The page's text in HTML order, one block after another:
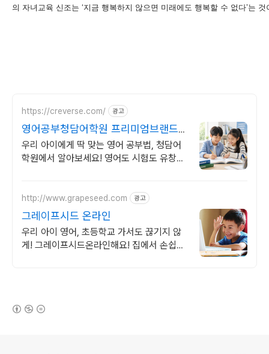
의 자녀교육 신조는 ‘지금 행복하지 않으면 미래에도 행복할 수 없다’는 것
https://creverse.com/ 광고
영어공부청담어학원 프리미엄브랜드
지수 18년1위
우리 아이에게 딱 맞는 영어 공부법, 청담어
학원에서 알아보세요! 영어도 시험도 유창해
http://www.grapeseed.com 광고
그레이프시드 온라인
우리 아이 영어, 초등학교 가서도 끊기지 않
게! 그레이프시드온라인해요! 집에서 손쉽게,